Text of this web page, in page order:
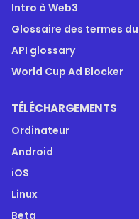
Intro à Web3
Glossaire des termes
API glossary
World Cup Ad Blocker
TÉLÉCHARGEMENTS
Ordinateur
Android
iOS
Linux
Beta